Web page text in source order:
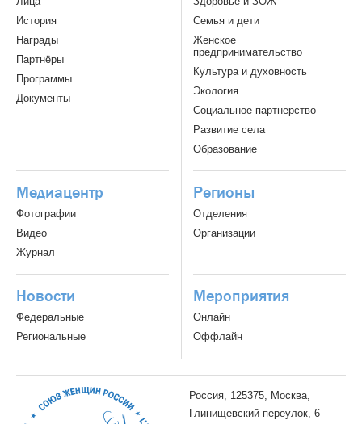
История
Награды
Партнёры
Программы
Документы
Семья и дети
Женское
предпринимательство
Культура и духовность
Экология
Социальное партнерство
Развитие села
Образование
Медиацентр
Фотографии
Видео
Журнал
Регионы
Отделения
Организации
Новости
Федеральные
Региональные
Мероприятия
Онлайн
Оффлайн
Россия, 125375, Москва,
Глинищевский переулок, 6